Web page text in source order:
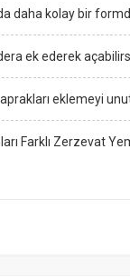
daha kolay bir
ek ederek
eklemeyi
Farklı Zerzevat